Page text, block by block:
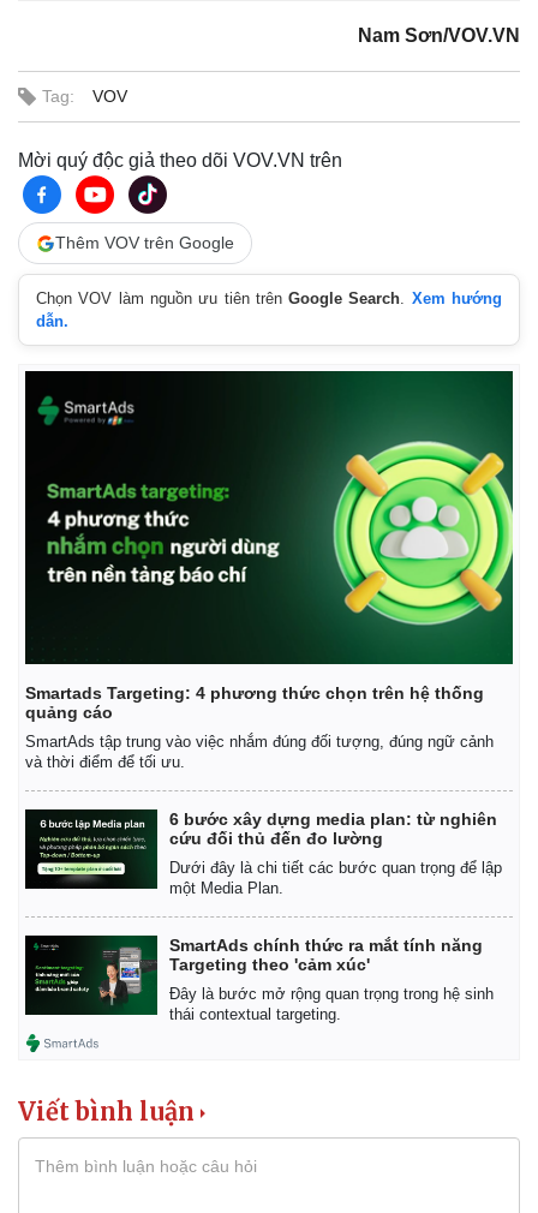
Vụ án
Tin nóng
Nam Sơn/VOV.VN
Tag: VOV
Mời quý độc giả theo dõi VOV.VN trên
Thêm VOV trên Google
Chọn VOV làm nguồn ưu tiên trênGoogle Search. Xem hướng
dẫn.
Smartads Targeting: 4 phương thức chọn trên hệ thống
quảng cáo
SmartAds tập trung vào việc nhắm đúng đối tượng, đúng ngữ cảnh
và thời điểm để tối ưu.
6 bước xây dựng media plan: từ nghiên
cứu đối thủ đến đo lường
Dưới đây là chi tiết các bước quan trọng để lập
một Media Plan.
SmartAds chính thức ra mắt tính năng
Targeting theo 'cảm xúc'
Đây là bước mở rộng quan trọng trong hệ sinh
thái contextual targeting.
Viết bình luận